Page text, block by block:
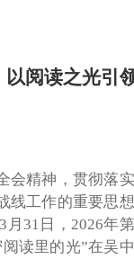
阅读之光引
精神，贯彻落
线工作的重要思
月31日，2026年
读里的光”在吴